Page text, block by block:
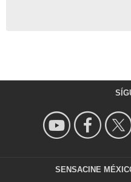
SENSACINE